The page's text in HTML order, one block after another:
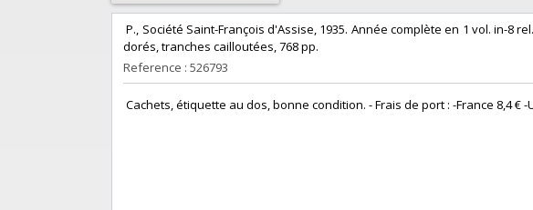
P., Société Saint-François d'Assise, 1935. Année complète en 1 vol. in-
dorés, tranches cailloutées, 768 pp. ‎
Reference : 526793
Cachets, étiquette au dos, bonne condition. - Frais de port : -France 8,4 € -